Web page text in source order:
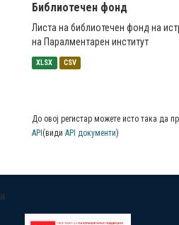
Библиотечен фонд
Листа на библиотечен фонд на
на Паралментарен институт
XLSX CSV
До овој регистар можете исто така да
API (види API документи)
a